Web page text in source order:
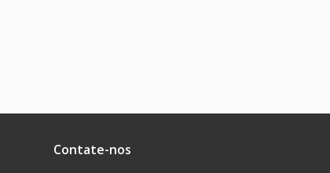
Contate-nos